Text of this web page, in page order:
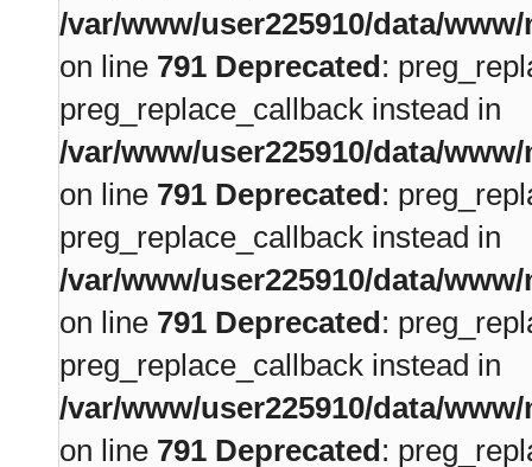
/var/www/user225910/data/
on line 791 Deprecated:
preg_replace_callback instead in
/var/www/user225910/data/
on line 791 Deprecated:
preg_replace_callback instead in
/var/www/user225910/data/
on line 791 Deprecated:
preg_replace_callback instead in
/var/www/user225910/data/
on line 791 Deprecated: